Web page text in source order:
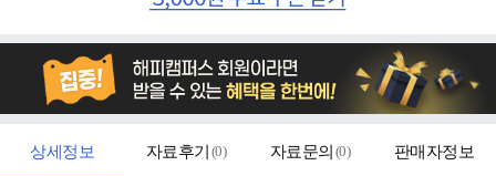
상세정보 자료후기 (0) 자료문의 (0) 판매자정보